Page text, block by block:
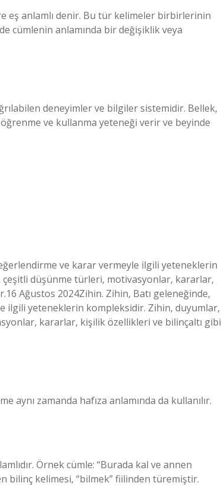
eş anlamlı denir. Bu tür kelimeler birbirlerinin
cümlenin anlamında bir değişiklik veya
deneyimler ve bilgiler sistemidir. Bellek,
ve kullanma yeteneği verir ve beyinde
ve karar vermeyle ilgili yeteneklerin
düşünme türleri, motivasyonlar, kararlar,
Ağustos 2024Zihin. Zihin, Batı geleneğinde,
ilgili yeteneklerin kompleksidir. Zihin, duyumlar,
kararlar, kişilik özellikleri ve bilinçaltı gibi
aynı zamanda hafıza anlamında da kullanılır.
Örnek cümle: “Burada kal ve annen
bilinç kelimesi, “bilmek” fiilinden türemiştir.